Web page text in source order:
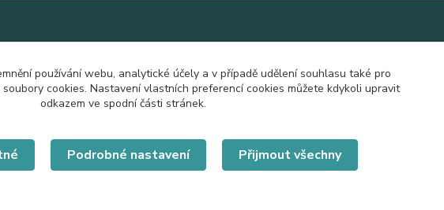
používání webu, analytické účely a v případě udělení souhlasu také pro
cookies. Nastavení vlastních preferencí cookies můžete kdykoli upravit
odkazem ve spodní části stránek.
Podrobné nastavení Přijmout všechny